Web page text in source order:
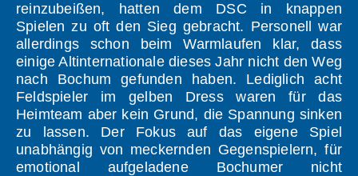
reinzubeißen, hatten dem DSC in knappen
Spielen zu oft den Sieg gebracht. Personell war
allerdings schon beim Warmlaufen klar, dass
einige Altinternationale dieses Jahr nicht den Weg
nach Bochum gefunden haben. Lediglich acht
Feldspieler im gelben Dress waren für das
Heimteam aber kein Grund, die Spannung sinken
zu lassen. Der Fokus auf das eigene Spiel
unabhängig von meckernden Gegenspielern, für
emotional aufgeladene Bochumer nicht